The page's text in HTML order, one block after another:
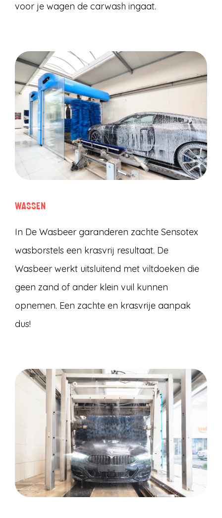
voor je wagen de carwash ingaat.
WASSEN
In De Wasbeer garanderen zachte Sensotex
wasborstels een krasvrij resultaat. De
Wasbeer werkt uitsluitend met viltdoeken die
geen zand of ander klein vuil kunnen
opnemen. Een zachte en krasvrije aanpak
dus!